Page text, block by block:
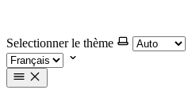
Selectionner le thème